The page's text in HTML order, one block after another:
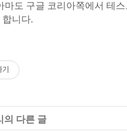
마도 구글 코리아쪽에서 테
니다.
의 다른 글